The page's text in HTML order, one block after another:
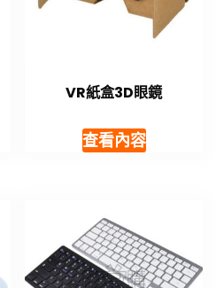
VR紙盒3D眼鏡
查看內容